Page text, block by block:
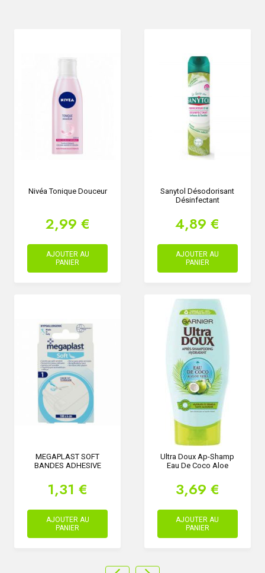
Nivéa Tonique Douceur
2,99 €
AJOUTER AU
PANIER
Sanytol Désodorisant
Désinfectant
4,89 €
AJOUTER AU
PANIER
MEGAPLAST SOFT
BANDES ADHESIVE
1,31 €
AJOUTER AU
PANIER
Ultra Doux Ap-Shamp
Eau De Coco Aloe
3,69 €
AJOUTER AU
PANIER